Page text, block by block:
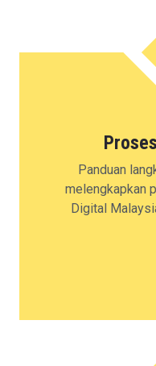
Panduan
melengkapkan
Digital